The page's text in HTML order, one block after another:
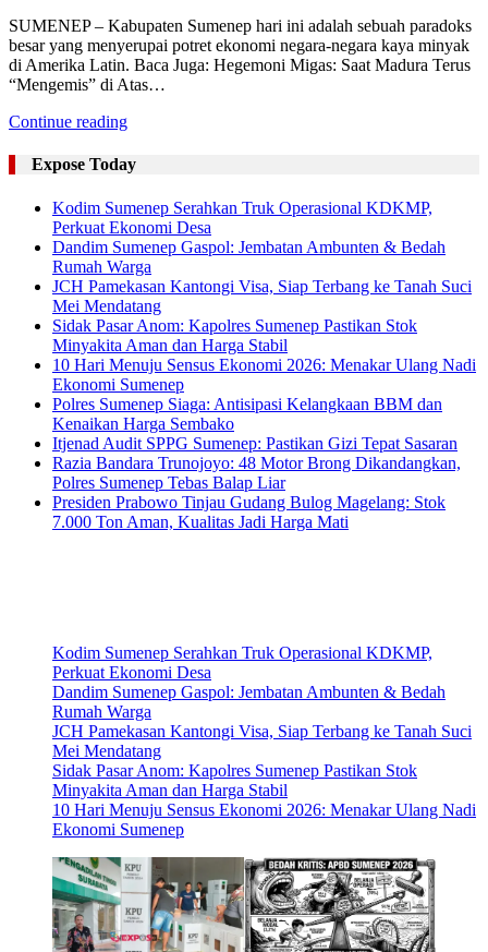
SUMENEP – Kabupaten Sumenep hari ini adalah sebuah paradoks
besar yang menyerupai potret ekonomi negara-negara kaya minyak
di Amerika Latin. Baca Juga: Hegemoni Migas: Saat Madura Terus
“Mengemis” di Atas…
Continue reading
Expose Today
Kodim Sumenep Serahkan Truk Operasional KDKMP,
Perkuat Ekonomi Desa
Dandim Sumenep Gaspol: Jembatan Ambunten & Bedah
Rumah Warga
JCH Pamekasan Kantongi Visa, Siap Terbang ke Tanah Suci
Mei Mendatang
Sidak Pasar Anom: Kapolres Sumenep Pastikan Stok
Minyakita Aman dan Harga Stabil
10 Hari Menuju Sensus Ekonomi 2026: Menakar Ulang Nadi
Ekonomi Sumenep
Polres Sumenep Siaga: Antisipasi Kelangkaan BBM dan
Kenaikan Harga Sembako
Itjenad Audit SPPG Sumenep: Pastikan Gizi Tepat Sasaran
Razia Bandara Trunojoyo: 48 Motor Brong Dikandangkan,
Polres Sumenep Tebas Balap Liar
Presiden Prabowo Tinjau Gudang Bulog Magelang: Stok
7.000 Ton Aman, Kualitas Jadi Harga Mati
Kodim Sumenep Serahkan Truk Operasional KDKMP,
Perkuat Ekonomi Desa
Dandim Sumenep Gaspol: Jembatan Ambunten & Bedah
Rumah Warga
JCH Pamekasan Kantongi Visa, Siap Terbang ke Tanah Suci
Mei Mendatang
Sidak Pasar Anom: Kapolres Sumenep Pastikan Stok
Minyakita Aman dan Harga Stabil
10 Hari Menuju Sensus Ekonomi 2026: Menakar Ulang Nadi
Ekonomi Sumenep